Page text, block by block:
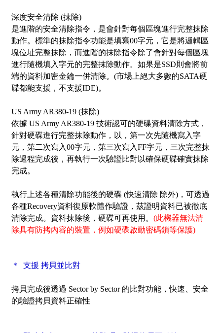
深度安全清除 (抹除)
是進階的安全清除指令，是會針對每個區塊進行完整抹除
動作。標準的抹除指令功能是填寫00字元，它是將邏輯區
塊位址完整抹除，而進階的抹除指令除了會針對每個區塊
進行隨機填入字元的完整抹除動作。如果是SSD則會將前
端的資料加密金鑰一併清除。(市場上絕大多數的SATA硬
碟都能支援，不支援IDE)。
US Army AR380-19(抹除)
依據 US Army AR380-19 技術認可的硬碟資料清除方式，
針對硬碟進行完整抹除動作，以，第一次先隨機寫入字
元，第二次寫入00字元，第三次寫入FF字元，三次完整抹
除過程完成後，再執行一次驗證比對以確保硬碟確實抹除
完成。
執行上述各種清除功能後的硬碟 (快速清除 除外)，可透過
各種Recovery資料復原軟體作驗證，茲證明資料已被徹底
清除完成。資料抹除後，硬碟可再使用。 (此機器無法清
除具有防拷內容的裝置，例如硬碟啟動密碼鎖等保護)
＊ 支援 拷貝並比對
拷貝完成後透過 Sector by Sector的比對功能，快速、安全
的驗證拷貝資料正確性